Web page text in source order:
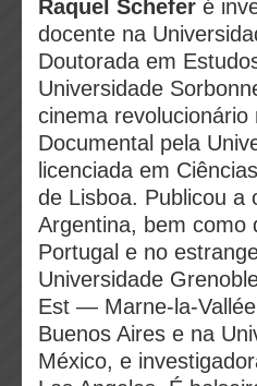
Raquel Schefer é
docente na
Doutorada em
Universidade
cinema
Documental pela
licenciada em
de Lisboa. Publicou a
Argentina, bem como
Portugal e no
Universidade
Est — Marne-la-
Buenos Aires e na
México, e